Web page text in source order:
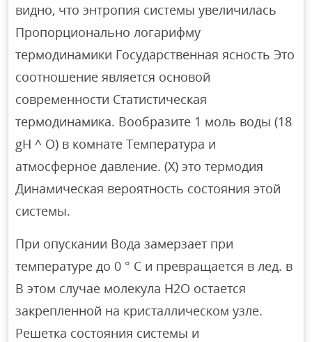
видно, что энтропия системы увеличилась
Пропорционально логарифму
термодинамики Государственная ясность Это
соотношение является основой
современности Статистическая
термодинамика. Вообразите 1 моль воды (18
gH ^ O) в комнате Температура и
атмосферное давление. (X) это термодия
Динамическая вероятность состояния этой
системы.
При опускании Вода замерзает при
температуре до 0 ° С и превращается в лед. в
В этом случае молекула Н2О остается
закрепленной на кристаллическом узле.
Решетка состояния системы и